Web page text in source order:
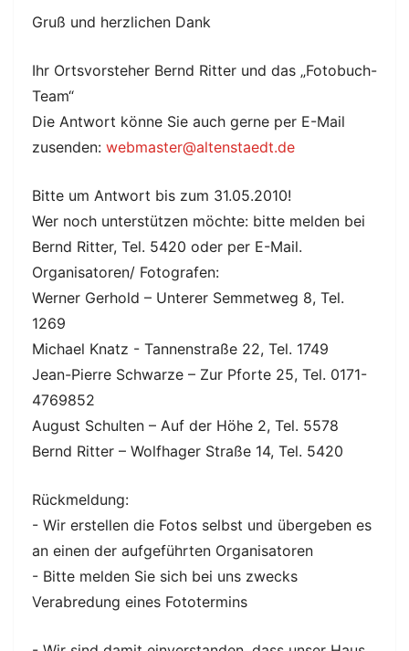
Gruß und herzlichen Dank
Ihr Ortsvorsteher Bernd Ritter und das „Fotobuch-
Team“
Die Antwort könne Sie auch gerne per E-Mail
zusenden: webmaster@altenstaedt.de
Bitte um Antwort bis zum 31.05.2010!
Wer noch unterstützen möchte: bitte melden bei
Bernd Ritter, Tel. 5420 oder per E-Mail.
Organisatoren/ Fotografen:
Werner Gerhold – Unterer Semmetweg 8, Tel.
1269
Michael Knatz - Tannenstraße 22, Tel. 1749
Jean-Pierre Schwarze – Zur Pforte 25, Tel. 0171-
4769852
August Schulten – Auf der Höhe 2, Tel. 5578
Bernd Ritter – Wolfhager Straße 14, Tel. 5420
Rückmeldung:
- Wir erstellen die Fotos selbst und übergeben es
an einen der aufgeführten Organisatoren
- Bitte melden Sie sich bei uns zwecks
Verabredung eines Fototermins